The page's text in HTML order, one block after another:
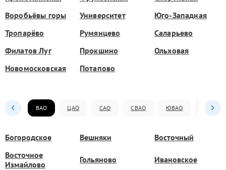
Воробьёвы горы
Университет
Юго-Западная
Тропарёво
Румянцево
Саларьево
Филатов Луг
Прокшино
Ольховая
Новомосковская
Потапово
ВАО ЦАО САО СВАО ЮВАО ЮАО
Богородское Вешняки
Восточный
Восточное
Измайлово
Гольяново Ивановское